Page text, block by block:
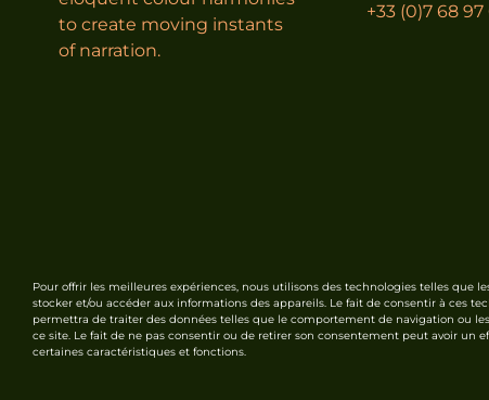
Pour offrir les meilleures expériences, nous utilisons des technologies telles que
stocker et/ou accéder aux informations des appareils. Le fait de consentir à ces
permettra de traiter des données telles que le comportement de navigation ou
ce site. Le fait de ne pas consentir ou de retirer son consentement peut avoir un
certaines caractéristiques et fonctions.
to create moving instants
of narration.
+33 (0)7 68 97